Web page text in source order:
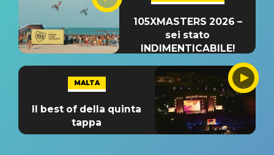
105XMASTERS 2026 –
sei stato
INDIMENTICABILE!
MALTA
Il best of della quinta
tappa